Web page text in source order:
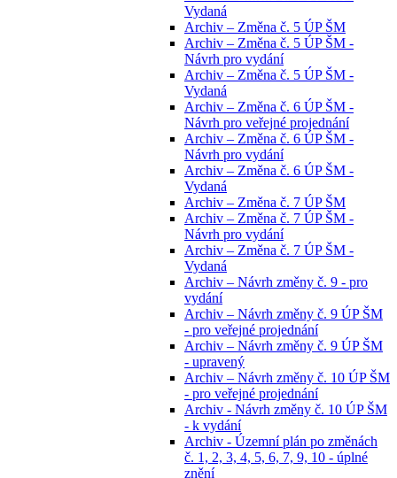
Vydaná
Archiv – Změna č. 5 ÚP ŠM
Archiv – Změna č. 5 ÚP ŠM -
Návrh pro vydání
Archiv – Změna č. 5 ÚP ŠM -
Vydaná
Archiv – Změna č. 6 ÚP ŠM -
Návrh pro veřejné projednání
Archiv – Změna č. 6 ÚP ŠM -
Návrh pro vydání
Archiv – Změna č. 6 ÚP ŠM -
Vydaná
Archiv – Změna č. 7 ÚP ŠM
Archiv – Změna č. 7 ÚP ŠM -
Návrh pro vydání
Archiv – Změna č. 7 ÚP ŠM -
Vydaná
Archiv – Návrh změny č. 9 - pro
vydání
Archiv – Návrh změny č. 9 ÚP ŠM
- pro veřejné projednání
Archiv – Návrh změny č. 9 ÚP ŠM
- upravený
Archiv – Návrh změny č. 10 ÚP ŠM
- pro veřejné projednání
Archiv - Návrh změny č. 10 ÚP ŠM
- k vydání
Archiv - Územní plán po změnách
č. 1, 2, 3, 4, 5, 6, 7, 9, 10 - úplné
znění